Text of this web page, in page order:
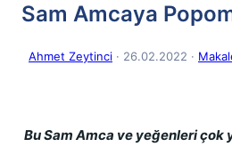
Sam Amcaya
Ahmet Zeytinci · 26.02.2022 ·
Bu Sam Amca ve yeğenleri çok